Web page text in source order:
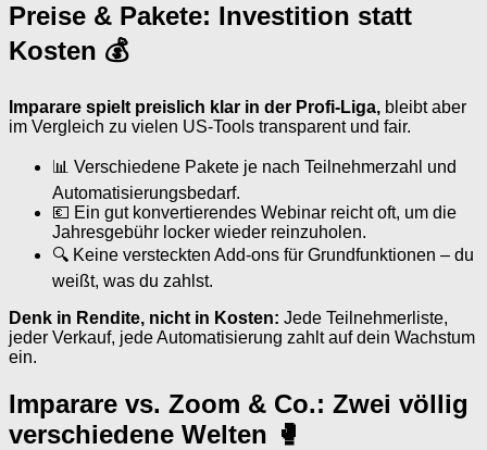
Preise & Pakete: Investition statt
Kosten 💰
Imparare spielt preislich klar in der Profi-Liga, bleibt aber
im Vergleich zu vielen US-Tools transparent und fair.
📊 Verschiedene Pakete je nach Teilnehmerzahl und
Automatisierungsbedarf.
💶 Ein gut konvertierendes Webinar reicht oft, um die
Jahresgebühr locker wieder reinzuholen.
🔍 Keine versteckten Add-ons für Grundfunktionen – du
weißt, was du zahlst.
Denk in Rendite, nicht in Kosten: Jede Teilnehmerliste,
jeder Verkauf, jede Automatisierung zahlt auf dein Wachstum
ein.
Imparare vs. Zoom & Co.: Zwei völlig
verschiedene Welten 🥊